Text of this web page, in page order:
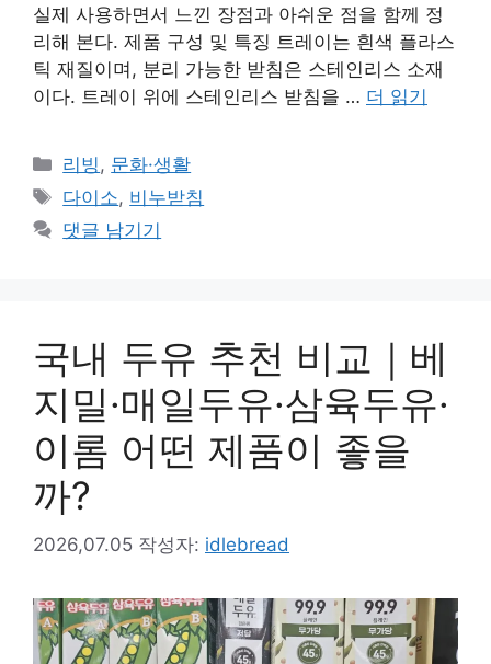
실제 사용하면서 느낀 장점과 아쉬운 점을 함께 정
리해 본다. 제품 구성 및 특징 트레이는 흰색 플라스
틱 재질이며, 분리 가능한 받침은 스테인리스 소재
이다. 트레이 위에 스테인리스 받침을 … 더 읽기
카
테
리
리빙, 문화·생활
태
그
다이소, 비누받침
댓글 남기기
국내 두유 추천 비교｜베
지밀·매일두유·삼육두유·
이롬 어떤 제품이 좋을
까?
2026,07.05 작성자: idlebread